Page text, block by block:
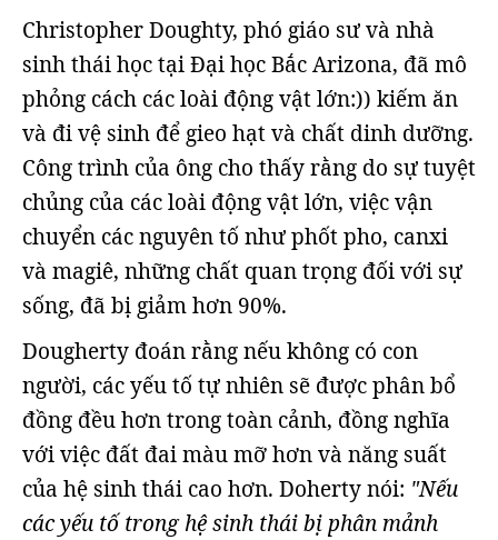
Christopher Doughty, phó giáo sư và nhà
sinh thái học tại Đại học Bắc Arizona, đã mô
phỏng cách các loài động vật lớn:)) kiếm ăn
và đi vệ sinh để gieo hạt và chất dinh dưỡng.
Công trình của ông cho thấy rằng do sự tuyệt
chủng của các loài động vật lớn, việc vận
chuyển các nguyên tố như phốt pho, canxi
và magiê, những chất quan trọng đối với sự
sống, đã bị giảm hơn 90%.
Dougherty đoán rằng nếu không có con
người, các yếu tố tự nhiên sẽ được phân bổ
đồng đều hơn trong toàn cảnh, đồng nghĩa
với việc đất đai màu mỡ hơn và năng suất
của hệ sinh thái cao hơn. Doherty nói: "Nếu
các yếu tố trong hệ sinh thái bị phân mảnh